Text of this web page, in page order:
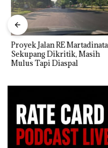
Proyek Jalan RE Martadinata
Sekupang Dikritik, Masih
Mulus Tapi Diaspal